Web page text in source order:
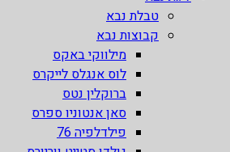
טבלת נבא
קבוצות נבא
מילווקי באקס
לוס אנגלס לייקרס
ברוקלין נטס
סאן אנטוניו ספרס
פילדלפיה 76